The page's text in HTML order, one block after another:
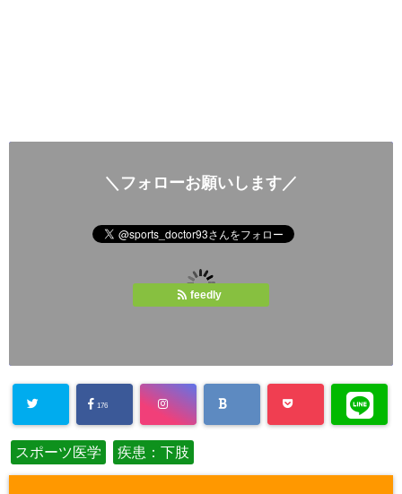
＼フォローお願いします／
feedly
176
スポーツ医学 疾患：下肢